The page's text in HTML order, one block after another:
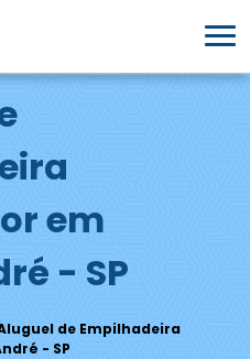
em
- SP
de Empilhadeira
- SP